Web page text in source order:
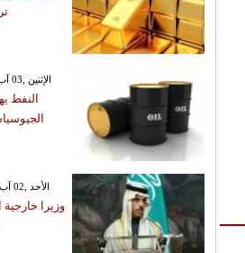
GMT 07:57 2026 الإثنين ,03 آب / أغسطس
النفط
GMT 20:19 2026 الأحد ,02 آب / أغسطس
وزيرا